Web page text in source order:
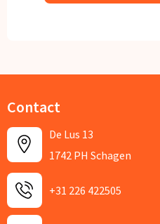
Contact
De Lus 13
1742 PH Schagen
+31 226 422505